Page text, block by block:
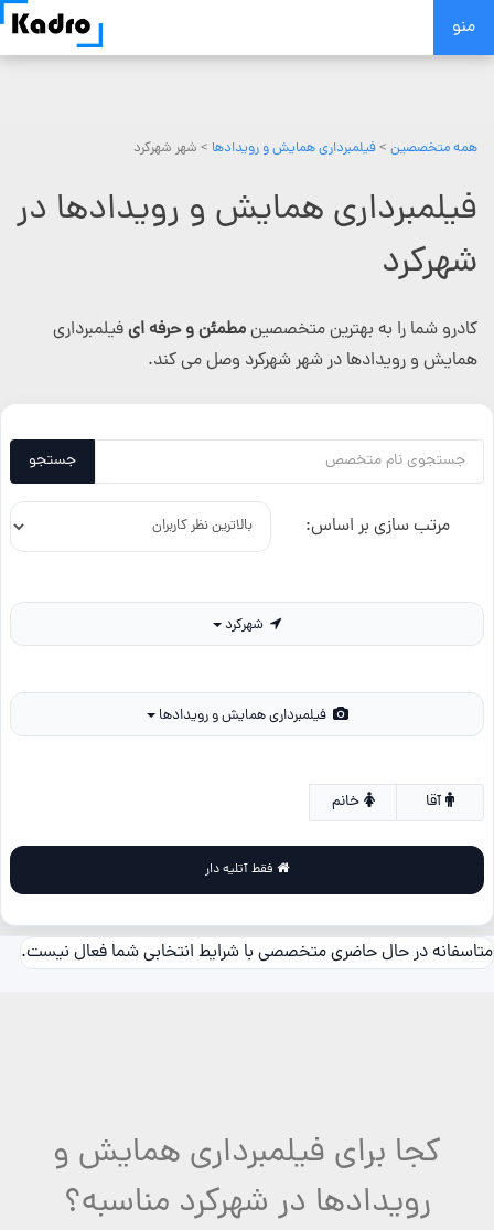
Skip
منو
همه متخصصین >فیلمبرداری همایش و رویدادها > شهر شهرکرد
فیلمبرداری همایش و رویدادها در
شهرکرد
کادرو شما را به بهترین متخصصینمطمئن و حرفه ایفیلمبرداری
همایش و رویدادها در شهر شهرکرد وصل می کند.
جستجو
مرتب سازی بر اساس:
فیلمبرداری همایش و رویدادها
خانم
متاسفانه در حال حاضری متخصصی با شرایط انتخابی شما فعال نیست.
کجا برای فیلمبرداری همایش و
رویدادها در شهرکرد مناسبه؟